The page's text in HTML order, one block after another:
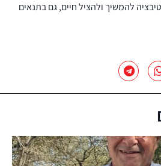
להמשיך ולהציל חיים, גם בתנאים